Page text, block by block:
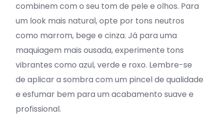
combinem com o seu tom de pele e olhos. Para
um look mais natural, opte por tons neutros
como marrom, bege e cinza. Já para uma
maquiagem mais ousada, experimente tons
vibrantes como azul, verde e roxo. Lembre-se
de aplicar a sombra com um pincel de qualidade
e esfumar bem para um acabamento suave e
profissional.